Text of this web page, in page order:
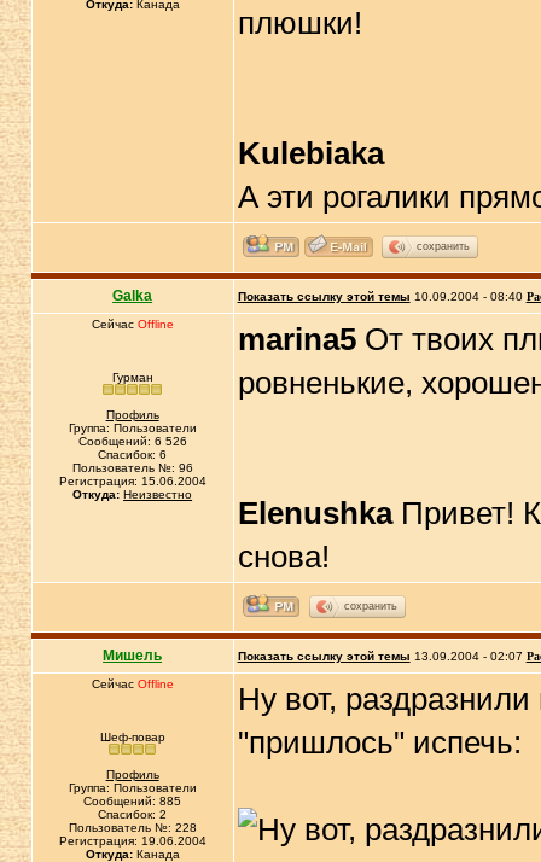
Откуда:Канада
плюшки!
Kulebiaka
А эти рогалики
сохранить
Galka Показать ссылку этой темы 10.09.2004 - 08:40
Сейчас Offline
Гурман
Профиль
Группа: Пользователи
Сообщений: 6 526
Спасибок: 6
Пользователь №: 96
Регистрация: 15.06.2004
Откуда: Неизвестно
marina5От твоих
ровненькие,
ElenushkaПривет!
снова!
сохранить
Мишель Показать ссылку этой темы 13.09.2004 - 02:07
Сейчас Offline
Шеф-повар
Профиль
Группа: Пользователи
Сообщений: 885
Спасибок: 2
Пользователь №: 228
Регистрация: 19.06.2004
Откуда:Канада
Ну вот,
"пришлось" испечь: